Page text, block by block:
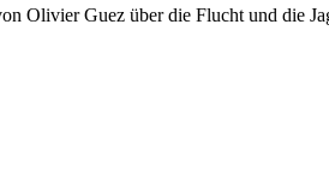
Olivier Guez über die Flucht und die